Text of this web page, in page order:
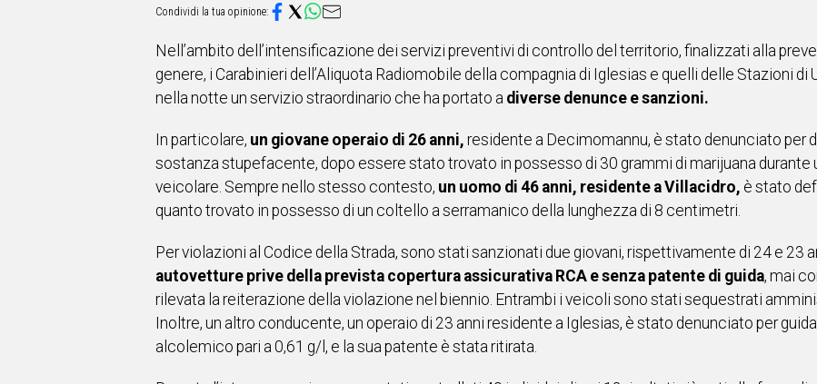
Vai
Nell’ambito dell’intensificazione dei servizi preventivi di controllo del territorio, finalizzati alla
genere, i Carabinieri dell’Aliquota Radiomobile della compagnia di Iglesias e quelli delle Stazioni di
nella notte un servizio straordinario che ha portato a diverse denunce e sanzioni.
In particolare, un giovane operaio di 26 anni, residente a Decimomannu, è stato denunciato per
sostanza stupefacente, dopo essere stato trovato in possesso di 30 grammi di marijuana durante
veicolare. Sempre nello stesso contesto, un uomo di 46 anni, residente a Villacidro, è stato
quanto trovato in possesso di un coltello a serramanico della lunghezza di 8 centimetri.
Per violazioni al Codice della Strada, sono stati sanzionati due giovani, rispettivamente di 24 e 23
autovetture prive della prevista copertura assicurativa RCA e senza patente di guida, mai
rilevata la reiterazione della violazione nel biennio. Entrambi i veicoli sono stati sequestrati
Inoltre, un altro conducente, un operaio di 23 anni residente a Iglesias, è stato denunciato per
alcolemico pari a 0,61 g/l, e la sua patente è stata ritirata.